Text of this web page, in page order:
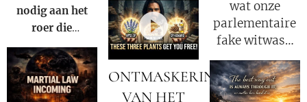
nodig aan het
roer die
gezamenlijk
voorkomen dat
iemand ooit nog
een nieuwe Fauci
verschuiven en
de
datastromen
worden
omgeleid.
ONTMASKERING
VAN HET
wat onze
parlementaire
fake witwas-
enquete tot nu
toe heeft
gedaan